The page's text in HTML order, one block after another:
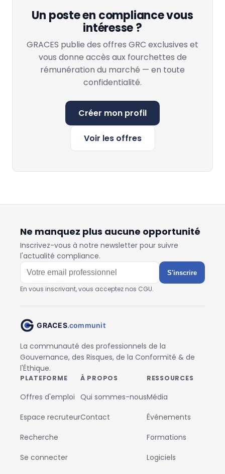
Un poste en compliance vous
intéresse ?
GRACES publie des offres GRC exclusives et
vous donne accès aux fourchettes de
rémunération du marché — en toute
confidentialité.
Créer mon profil
Voir les offres
Ne manquez plus aucune opportunité
Inscrivez-vous à notre newsletter pour suivre
l'actualité compliance.
S'inscrire
En vous inscrivant, vous acceptez nos CGU.
La communauté des professionnels de la
Gouvernance, des Risques, de la Conformité & de
l'Éthique.
PLATEFORME
Offres d'emploi
Espace recruteur
Recherche
Se connecter
À PROPOS
Qui sommes-nous
Contact
RESSOURCES
Média
Événements
Formations
Logiciels